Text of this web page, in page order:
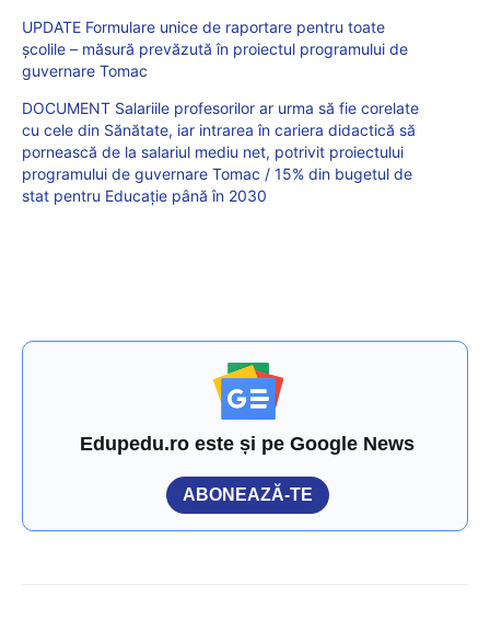
UPDATE Formulare unice de raportare pentru toate
școlile – măsură prevăzută în proiectul programului de
guvernare Tomac
DOCUMENT Salariile profesorilor ar urma să fie corelate
cu cele din Sănătate, iar intrarea în cariera didactică să
pornească de la salariul mediu net, potrivit proiectului
programului de guvernare Tomac / 15% din bugetul de
stat pentru Educație până în 2030
Edupedu.ro este și pe Google News
ABONEAZĂ-TE